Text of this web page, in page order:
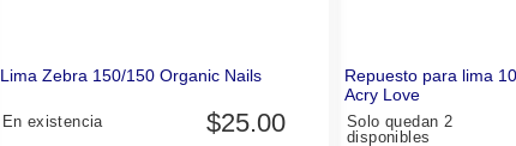
Lima Zebra 150/150 Organic Nails
En existencia $25.00
Repuesto para lima
Acry Love
Solo quedan 2
disponibles